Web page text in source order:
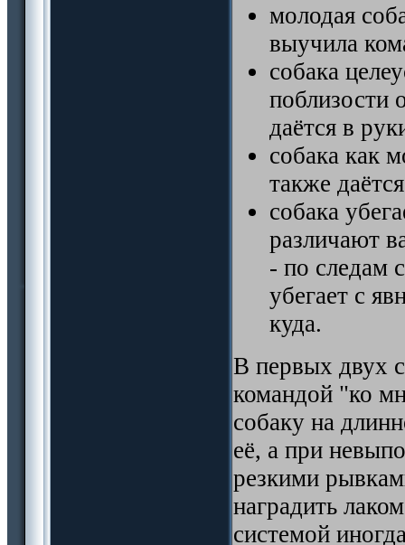
молодая
выучила
собака
поблизости
даётся в
собака как
также
собака
различают
- по следам
убегает с
куда.
В первых двух
командой "ко
собаку на
её, а при
резкими
наградить
системой